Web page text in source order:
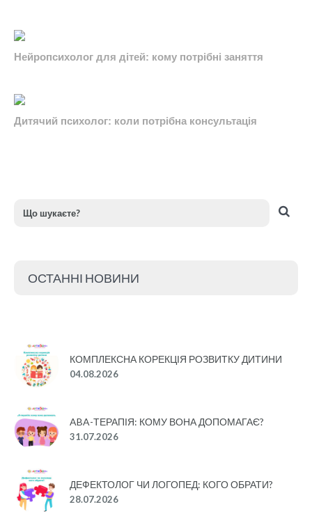
Нейропсихолог для дітей: кому потрібні заняття
Дитячий психолог: коли потрібна консультація
ОСТАННІ НОВИНИ
КОМПЛЕКСНА КОРЕКЦІЯ РОЗВИТКУ ДИТИНИ
04.08.2026
ABA-ТЕРАПІЯ: КОМУ ВОНА ДОПОМАГАЄ?
31.07.2026
ДЕФЕКТОЛОГ ЧИ ЛОГОПЕД: КОГО ОБРАТИ?
28.07.2026